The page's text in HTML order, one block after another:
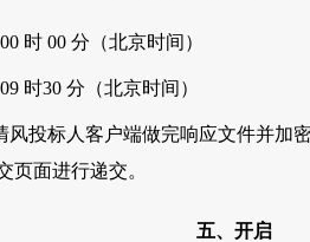
时 00 分（北京时间）
时30 分（北京时间）
风投标人客户端做完响应文件并加
页面进行递交。
五、开启